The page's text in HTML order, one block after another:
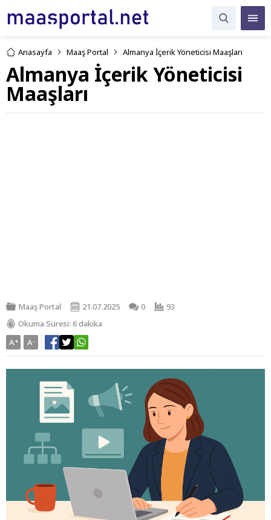
Anasayfa Maaş Portal Almanya İçerik Yöneticisi Maaşları
Almanya İçerik Yöneticisi
Maaşları
Maaş Portal 21.07.2025 0
93
Okuma Süresi: 6 dakika
A+ A-